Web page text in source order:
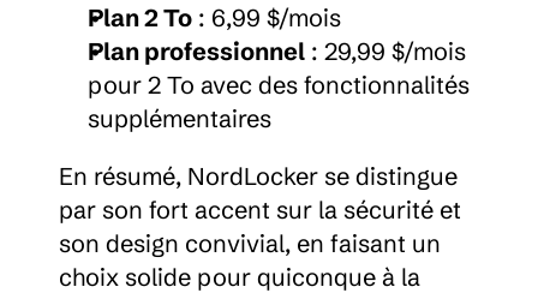
Plan 2 To : 6,99 $/mois
Plan professionnel : 29,99 $/mois
pour 2 To avec des fonctionnalités
supplémentaires
En résumé, NordLocker se distingue
par son fort accent sur la sécurité et
son design convivial, en faisant un
choix solide pour quiconque à la